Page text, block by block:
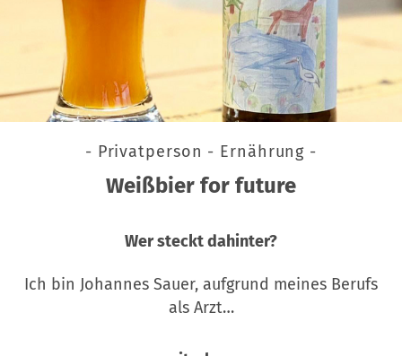
- Privatperson - Ernährung -
Weißbier for future
Wer steckt dahinter?
Ich bin Johannes Sauer, aufgrund meines Berufs
als Arzt…